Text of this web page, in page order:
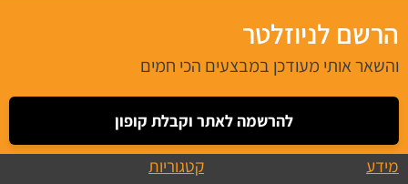
הרשם לניוזלטר
והשאר אותי מעודכן במבצעים הכי חמים
להרשמה לאתר וקבלת קופון
מידע קטגוריות